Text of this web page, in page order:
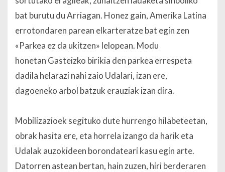
bat burutu du Arriagan. Honez gain, Amerika Latina
errotondaren parean elkarteratze bat egin zen
«Parkea ez da ukitzen» lelopean. Modu
honetan Gasteizko birikia den parkea errespeta
dadila helarazi nahi zaio Udalari, izan ere,
dagoeneko arbol batzuk erauziak izan dira.
Mobilizazioek segituko dute hurrengo hilabeteetan,
obrak hasita ere, eta horrela izango da harik eta
Udalak auzokideen borondateari kasu egin arte.
Datorren astean bertan, hain zuzen, hiri berderaren